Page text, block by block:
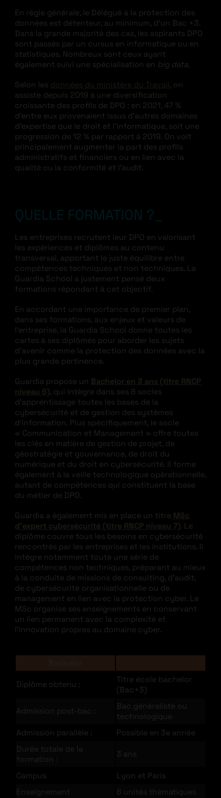
En règle générale, le Délégué à la protection des
données est détenteur, au minimum, d’un Bac +3.
Dans la grande majorité des cas, les aspirants DPO
sont passés par un cursus en informatique ou en
statistiques. Nombreux sont ceux ayant
également suivi une spécialisation en big data.
Selon les données du ministère du Travail , on
assiste depuis 2019 à une diversification
croissante des profils de DPO : en 2021, 47 %
d’entre eux provenaient issus d’autres domaines
d’expertise que le droit et l’informatique, soit une
progression de 12 % par rapport à 2019. On voit
principalement augmenter la part des profils
administratifs et financiers ou en lien avec la
qualité ou la conformité et l’audit.
QUELLE FORMATION ?
Les entreprises recrutent leur DPO en valorisant
les expériences et diplômes au contenu
transversal, apportant le juste équilibre entre
compétences techniques et non techniques. La
Guardia School a justement pensé deux
formations répondant à cet objectif.
En accordant une importance de premier plan,
dans ses formations, aux enjeux et valeurs de
l’entreprise, la Guardia School donne toutes les
cartes à ses diplômés pour aborder les sujets
d’avenir comme la protection des données avec la
plus grande pertinence.
Guardia propose un Bachelor en 3 ans (titre RNCP
niveau 6), qui intègre dans ses 8 socles
d’apprentissage toutes les bases de la
cybersécurité et de gestion des systèmes
d’information. Plus spécifiquement, le socle
« Communication et Management » offre toutes
les clés en matière de gestion de projet, de
géostratégie et gouvernance, de droit du
numérique et du droit en cybersécurité. Il forme
également à la veille technologique opérationnelle,
autant de compétences qui constituent la base
du métier de DPO.
Guardia a également mis en place un titre MSc
d’expert cybersécurité (titre RNCP niveau 7). Le
diplôme couvre tous les besoins en cybersécurité
rencontrés par les entreprises et les institutions. Il
intègre notamment toute une série de
compétences non techniques, préparant au mieux
à la conduite de missions de consulting, d’audit,
de cybersécurité organisationnelle ou de
management en lien avec la protection cyber. Le
MSc organise ses enseignements en conservant
un lien permanent avec la complexité et
l’innovation propres au domaine cyber.
Diplôme obtenu :
Titre école bachelor
(Bac+3)
Admission post-bac :
Bac généraliste ou
technologique
Admission parallèle :
Possible en 3e année
Durée totale de la
formation :
3 ans
Campus
Lyon et Paris
Enseignement
8 unités thématiques